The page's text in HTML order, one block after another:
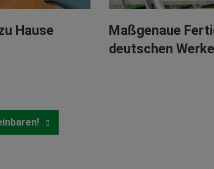
Hause
Maßgenaue
deutschen